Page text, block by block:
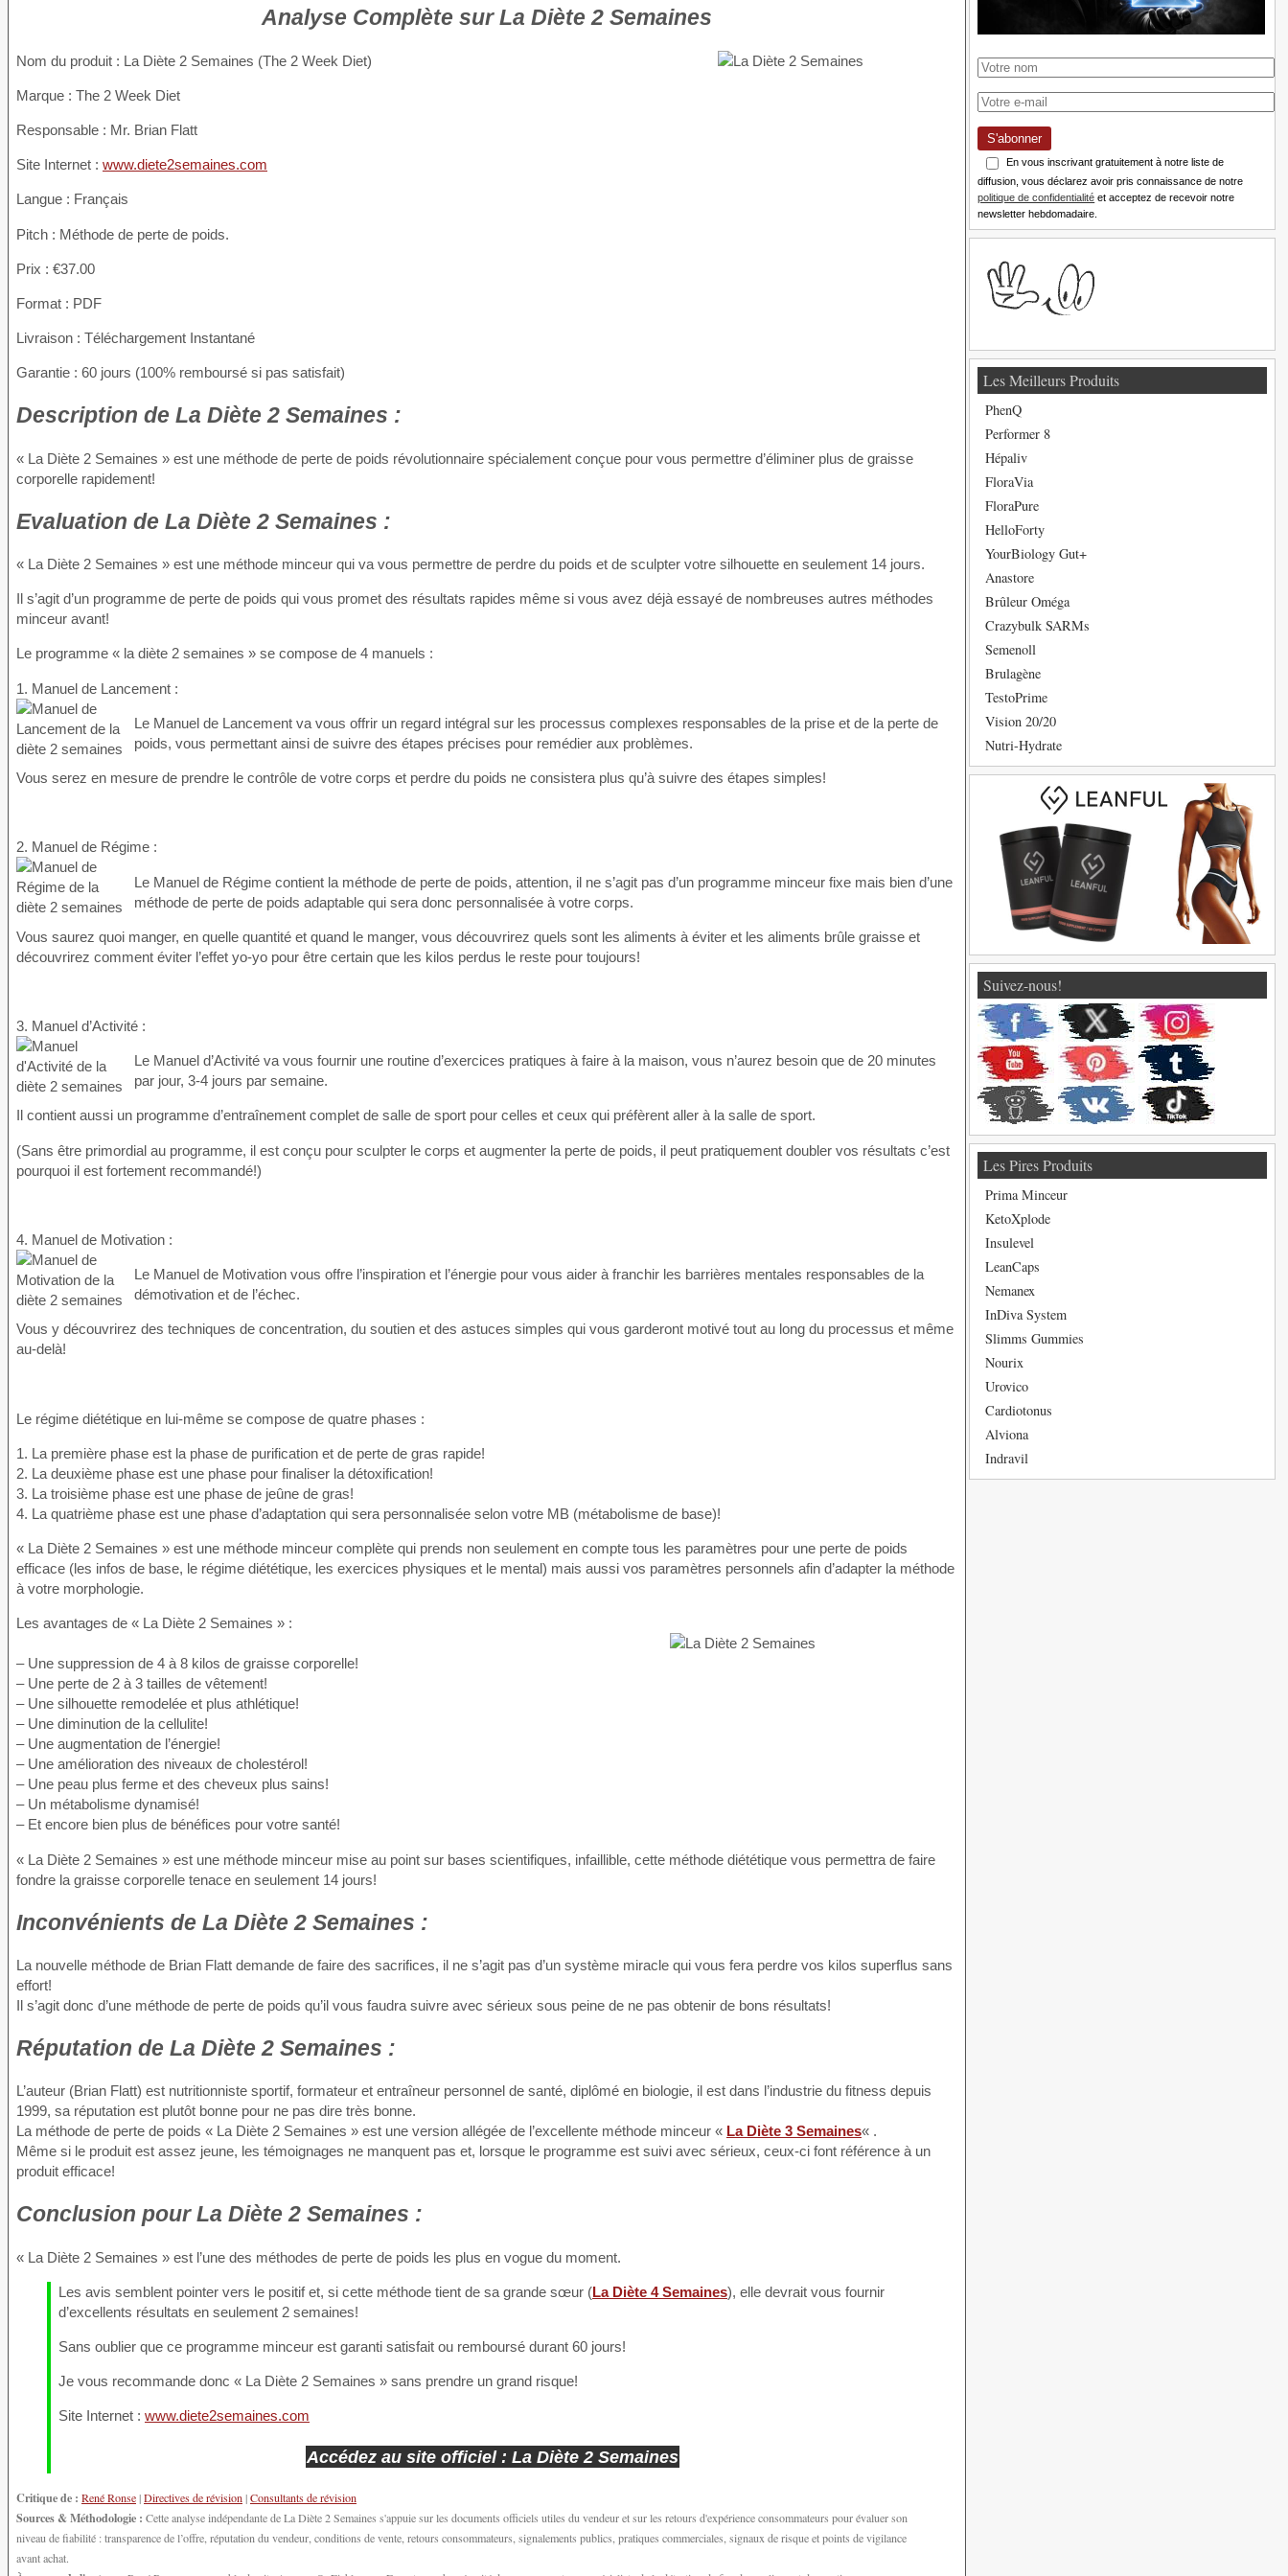
Analyse Complète sur La Diète 2 Semaines
Nom du produit : La Diète 2 Semaines (The 2 Week Diet)
Marque : The 2 Week Diet
Responsable : Mr. Brian Flatt
Site Internet : www.diete2semaines.com
Langue : Français
Pitch : Méthode de perte de poids.
Prix : €37.00
Format : PDF
Livraison : Téléchargement Instantané
Garantie : 60 jours (100% remboursé si pas satisfait)
Description de La Diète 2 Semaines :
« La Diète 2 Semaines » est une méthode de perte de poids révolutionnaire spécialement conçue pour vous permettre d’éliminer plus de graisse
corporelle rapidement!
Evaluation de La Diète 2 Semaines :
« La Diète 2 Semaines » est une méthode minceur qui va vous permettre de perdre du poids et de sculpter votre silhouette en seulement 14 jours.
Il s’agit d’un programme de perte de poids qui vous promet des résultats rapides même si vous avez déjà essayé de nombreuses autres méthodes
minceur avant!
Le programme « la diète 2 semaines » se compose de 4 manuels :
1. Manuel de Lancement :
Le Manuel de Lancement va vous offrir un regard intégral sur les processus complexes responsables de la prise et de la perte de
poids, vous permettant ainsi de suivre des étapes précises pour remédier aux problèmes.
Vous serez en mesure de prendre le contrôle de votre corps et perdre du poids ne consistera plus qu’à suivre des étapes simples!
2. Manuel de Régime :
Le Manuel de Régime contient la méthode de perte de poids, attention, il ne s’agit pas d’un programme minceur fixe mais bien d’une
méthode de perte de poids adaptable qui sera donc personnalisée à votre corps.
Vous saurez quoi manger, en quelle quantité et quand le manger, vous découvrirez quels sont les aliments à éviter et les aliments brûle graisse et
découvrirez comment éviter l’effet yo-yo pour être certain que les kilos perdus le reste pour toujours!
3. Manuel d’Activité :
Le Manuel d’Activité va vous fournir une routine d’exercices pratiques à faire à la maison, vous n’aurez besoin que de 20 minutes
par jour, 3-4 jours par semaine.
Il contient aussi un programme d’entraînement complet de salle de sport pour celles et ceux qui préfèrent aller à la salle de sport.
(Sans être primordial au programme, il est conçu pour sculpter le corps et augmenter la perte de poids, il peut pratiquement doubler vos résultats c’est
pourquoi il est fortement recommandé!)
4. Manuel de Motivation :
Le Manuel de Motivation vous offre l’inspiration et l’énergie pour vous aider à franchir les barrières mentales responsables de la
démotivation et de l’échec.
Vous y découvrirez des techniques de concentration, du soutien et des astuces simples qui vous garderont motivé tout au long du processus et même
au-delà!
Le régime diététique en lui-même se compose de quatre phases :
1. La première phase est la phase de purification et de perte de gras rapide!
2. La deuxième phase est une phase pour finaliser la détoxification!
3. La troisième phase est une phase de jeûne de gras!
4. La quatrième phase est une phase d’adaptation qui sera personnalisée selon votre MB (métabolisme de base)!
« La Diète 2 Semaines » est une méthode minceur complète qui prends non seulement en compte tous les paramètres pour une perte de poids
efficace (les infos de base, le régime diététique, les exercices physiques et le mental) mais aussi vos paramètres personnels afin d’adapter la méthode
à votre morphologie.
Les avantages de « La Diète 2 Semaines » :
– Une suppression de 4 à 8 kilos de graisse corporelle!
– Une perte de 2 à 3 tailles de vêtement!
– Une silhouette remodelée et plus athlétique!
– Une diminution de la cellulite!
– Une augmentation de l’énergie!
– Une amélioration des niveaux de cholestérol!
– Une peau plus ferme et des cheveux plus sains!
– Un métabolisme dynamisé!
– Et encore bien plus de bénéfices pour votre santé!
« La Diète 2 Semaines » est une méthode minceur mise au point sur bases scientifiques, infaillible, cette méthode diététique vous permettra de faire
fondre la graisse corporelle tenace en seulement 14 jours!
Inconvénients de La Diète 2 Semaines :
La nouvelle méthode de Brian Flatt demande de faire des sacrifices, il ne s’agit pas d’un système miracle qui vous fera perdre vos kilos superflus sans
effort!
Il s’agit donc d’une méthode de perte de poids qu’il vous faudra suivre avec sérieux sous peine de ne pas obtenir de bons résultats!
Réputation de La Diète 2 Semaines :
L’auteur (Brian Flatt) est nutritionniste sportif, formateur et entraîneur personnel de santé, diplômé en biologie, il est dans l’industrie du fitness depuis
1999, sa réputation est plutôt bonne pour ne pas dire très bonne.
La méthode de perte de poids « La Diète 2 Semaines » est une version allégée de l’excellente méthode minceur « La Diète 3 Semaines« .
Même si le produit est assez jeune, les témoignages ne manquent pas et, lorsque le programme est suivi avec sérieux, ceux-ci font référence à un
produit efficace!
Conclusion pour La Diète 2 Semaines :
« La Diète 2 Semaines » est l’une des méthodes de perte de poids les plus en vogue du moment.
Les avis semblent pointer vers le positif et, si cette méthode tient de sa grande sœur (La Diète 4 Semaines), elle devrait vous fournir
d’excellents résultats en seulement 2 semaines!
Sans oublier que ce programme minceur est garanti satisfait ou remboursé durant 60 jours!
Je vous recommande donc « La Diète 2 Semaines » sans prendre un grand risque!
Site Internet : www.diete2semaines.com
Accédez au site officiel : La Diète 2 Semaines
Critique de : René Ronse|Directives de révision|Consultants de révision
Sources & Méthodologie : Cette analyse indépendante de La Diète 2 Semaines s'appuie sur les documents officiels utiles du vendeur et sur les retours d'expérience consommateurs pour évaluer son
niveau de fiabilité : transparence de l’offre, réputation du vendeur, conditions de vente, retours consommateurs, signalements publics, pratiques commerciales, signaux de risque et points de vigilance
avant achat.
S'abonner
En vous inscrivant gratuitement à notre liste de
diffusion, vous déclarez avoir pris connaissance de notre
politique de confidentialité et acceptez de recevoir notre
newsletter hebdomadaire.
Les Meilleurs Produits
PhenQ
Performer 8
Hépaliv
FloraVia
FloraPure
HelloForty
YourBiology Gut+
Anastore
Brûleur Oméga
Crazybulk SARMs
Semenoll
Brulagène
TestoPrime
Vision 20/20
Nutri-Hydrate
Suivez-nous!
Les Pires Produits
Prima Minceur
KetoXplode
Insulevel
LeanCaps
Nemanex
InDiva System
Slimms Gummies
Nourix
Urovico
Cardiotonus
Alviona
Indravil